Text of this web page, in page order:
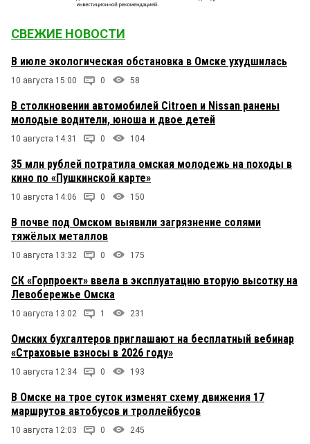
СВЕЖИЕ НОВОСТИ
В июле экологическая обстановка в Омске ухудшилась
10 августа 15:00 0 58
В столкновении автомобилей Citroen и Nissan ранены
молодые водители, юноша и двое детей
10 августа 14:31 0 104
35 млн рублей потратила омская молодежь на походы в
кино по «Пушкинской карте»
10 августа 14:06 0 150
В почве под Омском выявили загрязнение солями
тяжёлых металлов
10 августа 13:32 0 175
СК «Горпроект» ввела в эксплуатацию вторую высотку на
Левобережье Омска
10 августа 13:02 1 231
Омских бухгалтеров приглашают на бесплатный вебинар
«Страховые взносы в 2026 году»
10 августа 12:34 0 193
В Омске на трое суток изменят схему движения 17
маршрутов автобусов и троллейбусов
10 августа 12:03 0 245